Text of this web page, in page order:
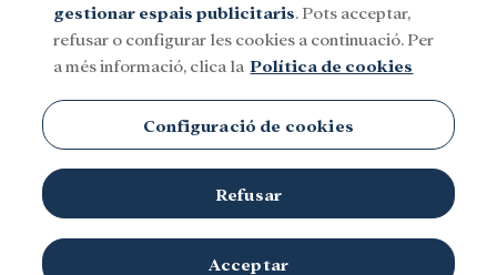
Philea
gestionar espais publicitaris. Pots acceptar,
refusar o configurar les cookies a continuació. Per
a més informació, clica la Política de cookies
Configuració de cookies
Refusar
Acceptar